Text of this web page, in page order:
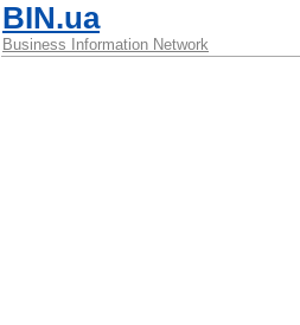
BIN.ua
Business Information Network